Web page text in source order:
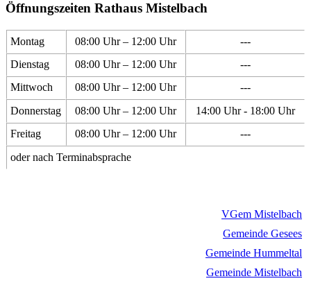
Öffnungszeiten Rathaus Mistelbach
Montag 08:00 Uhr – 12:00 Uhr
---
Dienstag
08:00 Uhr – 12:00 Uhr
---
Mittwoch
08:00 Uhr – 12:00 Uhr
---
Donnerstag
08:00 Uhr – 12:00 Uhr
14:00 Uhr - 18:00 Uhr
Freitag
08:00 Uhr – 12:00 Uhr
---
oder nach Terminabsprache
VGem Mistelbach
Gemeinde Gesees
Gemeinde Hummeltal
Gemeinde Mistelbach